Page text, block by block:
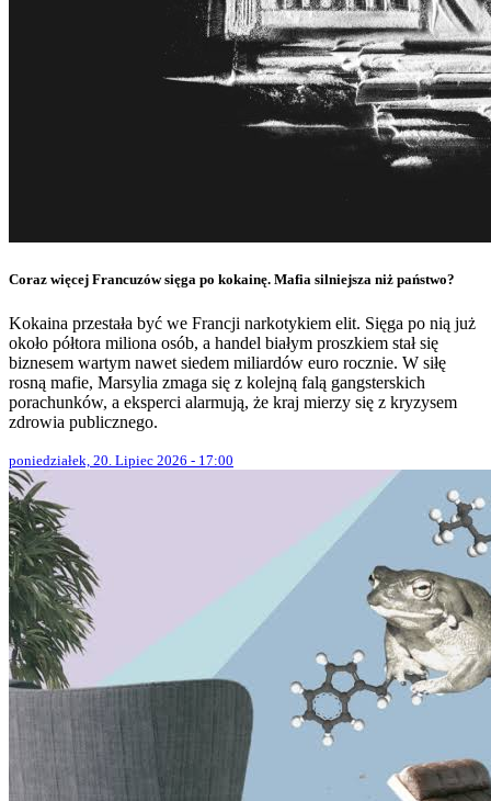
Coraz więcej Francuzów sięga po kokainę. Mafia silniejsza niż państwo?
Kokaina przestała być we Francji narkotykiem elit. Sięga po nią już
około półtora miliona osób, a handel białym proszkiem stał się
biznesem wartym nawet siedem miliardów euro rocznie. W siłę
rosną mafie, Marsylia zmaga się z kolejną falą gangsterskich
porachunków, a eksperci alarmują, że kraj mierzy się z kryzysem
zdrowia publicznego.
poniedziałek, 20. Lipiec 2026 - 17:00